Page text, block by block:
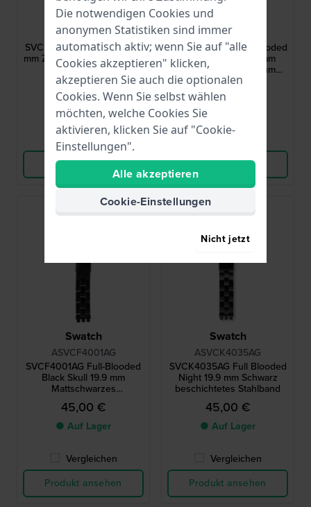
Swatch
ASVCK4076AG
SVCK4076AG Atendor 19.9
mm Zweifarbiges Aluminium
Gliederband
45,00 €
● Auf Lager
Vergleichen
Produkt ansehen
Swatch
ASVCG4000AG
SVCG4000AG Full-Blooded
Smokey Sand 19.9 mm
Mattgraues Aluminium
Gliederband
45,00 €
● Auf Lager
Produkt ansehen
Swatch
ASVCF4001AG
SVCF4001AG Full-Blooded
Black Skull 19.9 mm
Mattschwarzes
Aluminiumband
45,00 €
● Auf Lager
Vergleichen
Produkt ansehen
Swatch
ASVCK4035AG
SVCK4035AG Full Blooded
Night 19.9 mm Schwarz
beschichtetes Stahlband
45,00 €
● Auf Lager
Vergleichen
Produkt ansehen
Die notwendigen Cookies und
anonymen Statistiken sind immer
automatisch aktiv; wenn Sie auf "alle
Cookies akzeptieren" klicken,
akzeptieren Sie auch die optionalen
Cookies. Wenn Sie selbst wählen
möchten, welche Cookies Sie
aktivieren, klicken Sie auf "Cookie-
Einstellungen".
Alle akzeptieren
Cookie-Einstellungen
Nicht jetzt